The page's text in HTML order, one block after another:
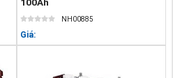
NH00885
Giá: